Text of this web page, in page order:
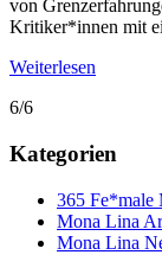
von
Kritiker*innen mit
Weiterlesen
6/6
Kategorien
365 Fe*male
Mona Lina
Mona Lina